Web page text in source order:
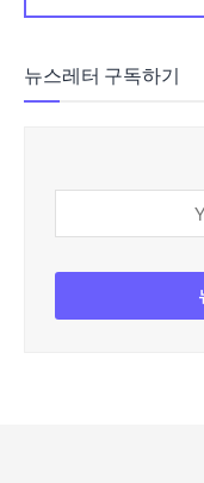
뉴스레터 구독하기